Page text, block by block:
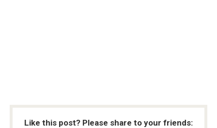
Like this post? Please share to your friends: